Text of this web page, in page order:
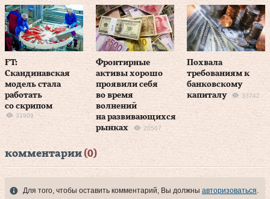
FT:
Скандинавская
модель стала
работать
со скрипом
31909
Фронтирные
активы хорошо
проявили себя
во время
волнений
на развивающихся
рынках
20567
Похвала
требованиям к
банковскому
капиталу
33742
комментарии (0)
Для того, чтобы оставить комментарий, Вы должны авторизоваться.